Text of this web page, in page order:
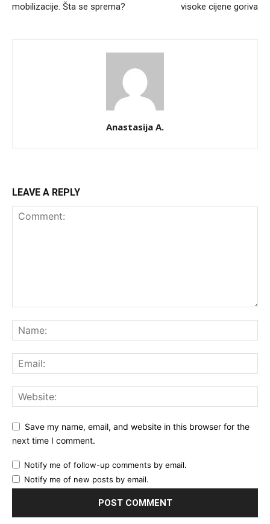
mobilizacije. Šta se sprema?
visoke cijene goriva
Anastasija A.
LEAVE A REPLY
Save my name, email, and website in this browser for the
next time I comment.
Notify me of follow-up comments by email.
Notify me of new posts by email.